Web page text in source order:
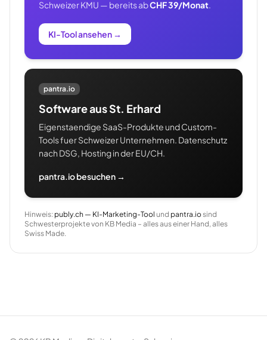
Schweizer KMU — bereits abCHF 39/Monat.
KI-Tool ansehen →
pantra.io
Software aus St. Erhard
Eigenstaendige SaaS-Produkte und Custom-
Tools fuer Schweizer Unternehmen. Datenschutz
nach DSG, Hosting in der EU/CH.
pantra.io besuchen →
Hinweis: publy.ch — KI-Marketing-Tool und pantra.iosind
Schwesterprojekte von KB Media – alles aus einer Hand, alles
Swiss Made.